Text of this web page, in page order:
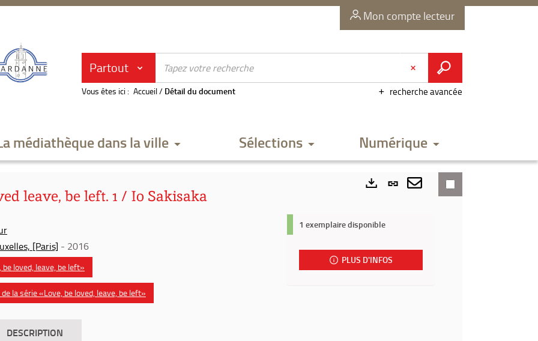
Mon compte lecteur
Partout
recherche avancée
Vous êtes ici : Accueil/ Détail du document
médiathèque dans la ville Sélections Numérique
leave, be left. 1 / Io Sakisaka
[Paris] - 2016
loved, leave, be left»
la série «Love, be loved, leave, be left»
DESCRIPTION
Lien
permanent
fenêtre)
Envoyer
mail
1 exemplaire disponible
PLUS D'INFOS